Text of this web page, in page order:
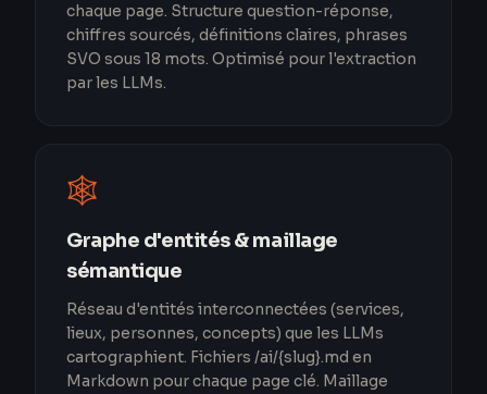
chaque page. Structure question-réponse,
chiffres sourcés, définitions claires, phrases
SVO sous 18 mots. Optimisé pour l'extraction
par les LLMs.
🕸️
Graphe d'entités & maillage
sémantique
Réseau d'entités interconnectées (services,
lieux, personnes, concepts) que les LLMs
cartographient. Fichiers /ai/{slug}.md en
Markdown pour chaque page clé. Maillage